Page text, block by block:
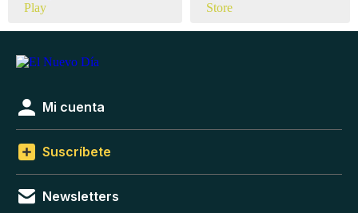
Mi cuenta
Suscríbete
Newsletters